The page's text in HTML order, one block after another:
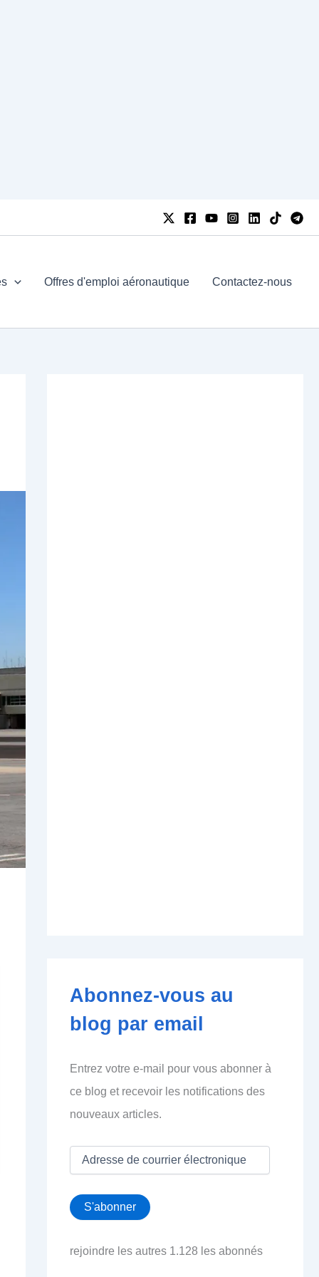
Offres d'emploi aéronautique Contactez-nous
Abonnez-vous au
blog par email
Entrez votre e-mail pour vous abonner à
ce blog et recevoir les notifications des
nouveaux articles.
e
s
d
S'abonner
rejoindre les autres 1.128 les abonnés